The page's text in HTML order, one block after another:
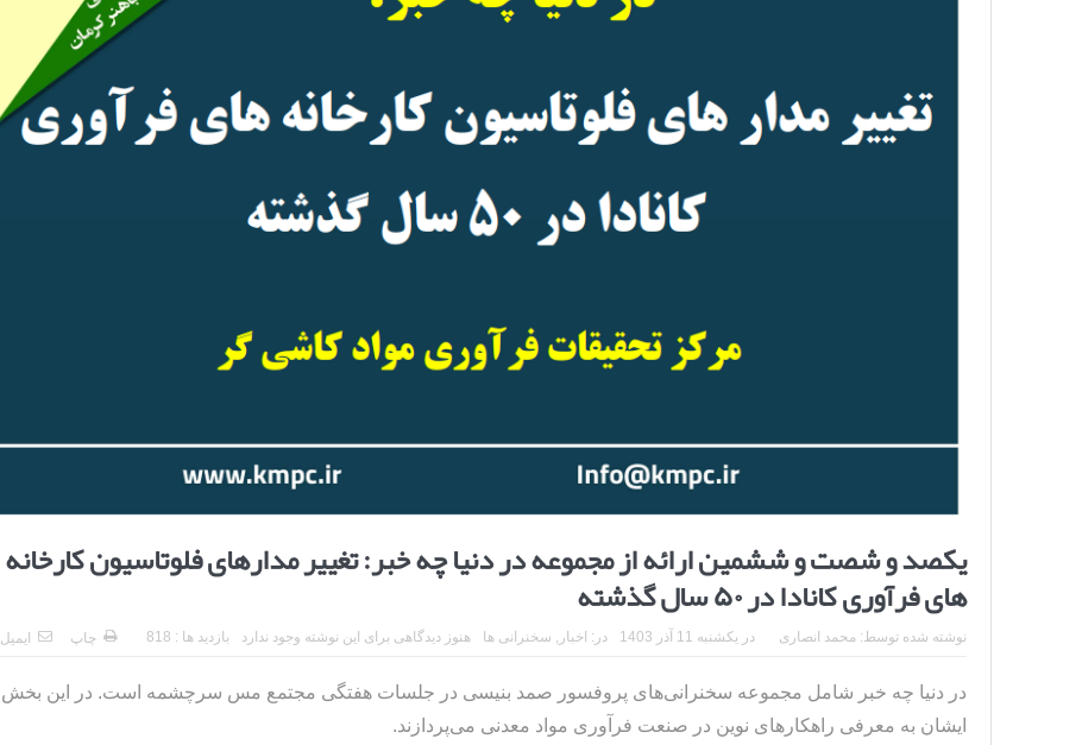
یکصد و شصت و ششمین ارائه از مجموعه در دنیا چه خبر: تغییر مدارهای فلوتاسیون کارخانه
های فرآوری کانادا در ۵۰ سال گذشته
نوشته شده توسط:محمد انصاری در یکشنبه 11 آذر 1403 در: اخبار , سخنرانی ها هنوز دیدگاهی برای این نوشته وجود ندارد بازدید ها : 818 چاپ ایمیل
در دنیا چه خبر شامل مجموعه سخنرانی‌های پروفسور صمد بنیسی در جلسات هفتگی مجتمع مس سرچشمه است. در این بخش
ایشان به معرفی راهکارهای نوین در صنعت فرآوری مواد معدنی می‌پردازند.